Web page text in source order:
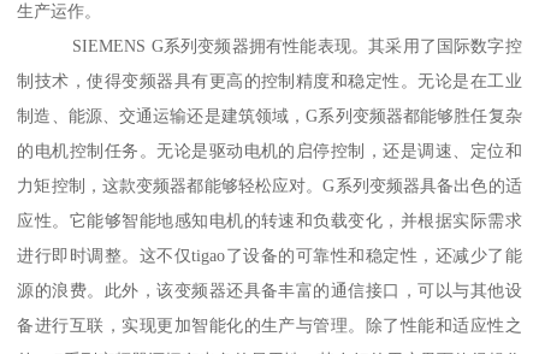
生产运作。
SIEMENS G系列变频器拥有性能表现。其采用了国际数字控
制技术，使得变频器具有更高的控制精度和稳定性。无论是在工业
制造、能源、交通运输还是建筑领域，G系列变频器都能够胜任复杂
的电机控制任务。无论是驱动电机的启停控制，还是调速、定位和
力矩控制，这款变频器都能够轻松应对。G系列变频器具备出色的适
应性。它能够智能地感知电机的转速和负载变化，并根据实际需求
进行即时调整。这不仅tigao了设备的可靠性和稳定性，还减少了能
源的浪费。此外，该变频器还具备丰富的通信接口，可以与其他设
备进行互联，实现更加智能化的生产与管理。除了性能和适应性之